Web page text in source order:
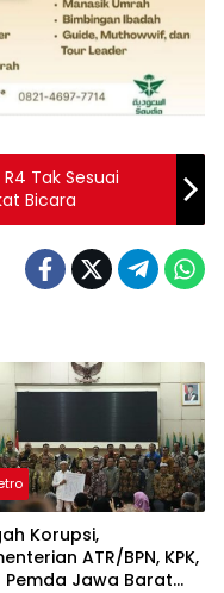
Tak Sesuai
Bicara
Korupsi,
ATR/BPN, KPK,
Pemda Jawa Barat